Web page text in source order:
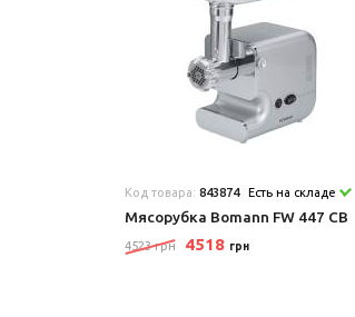
Код товара: 843874 Есть на складе
Мясорубка Bomann FW 447 CB
4523 грн 4518 грн